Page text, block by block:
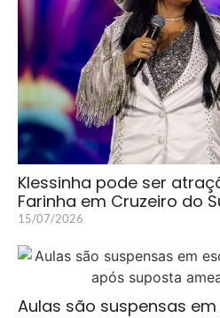
Klessinha pode ser
Farinha em Cruzeiro do
15/07/2026
Aulas são suspensas